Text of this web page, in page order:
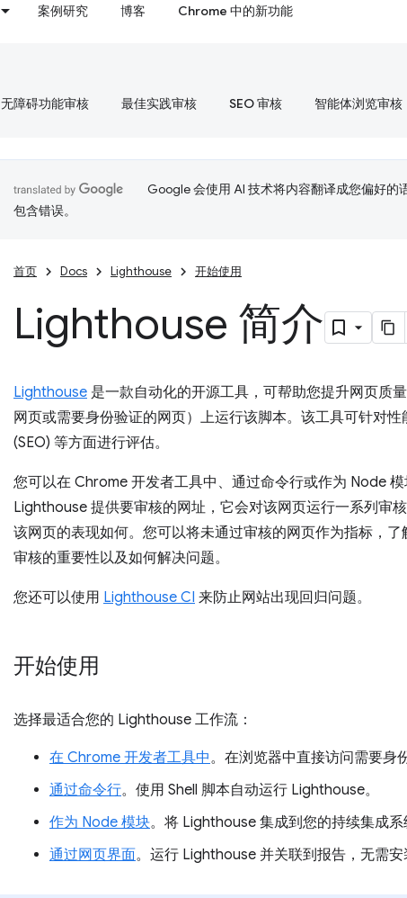
案例研究 博客 Chrome 中的新功能
无障碍功能审核 最佳实践审核 SEO 审核 智能体浏览审核
Google 会使用 AI 技术将内容翻译成您偏好的
包含错误。
首页 Docs Lighthouse 开始使用
Lighthouse 简介
Lighthouse 是一款自动化的开源工具，可帮助您提升网页质
网页或需要身份验证的网页）上运行该脚本。该工具可针对
(SEO) 等方面进行评估。
您可以在 Chrome 开发者工具中、通过命令行或作为 Node
Lighthouse 提供要审核的网址，它会对该网页运行一系列审
该网页的表现如何。您可以将未通过审核的网页作为指标，
审核的重要性以及如何解决问题。
您还可以使用 Lighthouse CI 来防止网站出现回归问题。
开始使用
选择最适合您的 Lighthouse 工作流：
在 Chrome 开发者工具中。在浏览器中直接访问需要身
通过命令行。使用 Shell 脚本自动运行 Lighthouse。
作为 Node 模块。将 Lighthouse 集成到您的持续集成系
通过网页界面。运行 Lighthouse 并关联到报告，无需安